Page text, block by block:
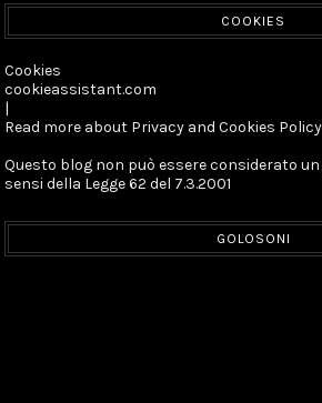
COOKIES
Cookies
cookieassistant.com
|
Read more about Privacy and Cookies Policy
Questo blog non può essere considerato
sensi della Legge 62 del 7.3.2001
GOLOSONI